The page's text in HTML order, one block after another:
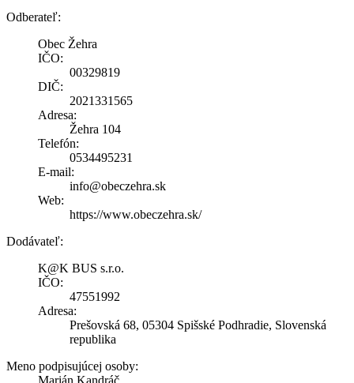
Odberateľ:
Obec Žehra
IČO:
00329819
DIČ:
2021331565
Adresa:
Žehra 104
Telefón:
0534495231
E-mail:
info@obeczehra.sk
Web:
https://www.obeczehra.sk/
Dodávateľ:
K@K BUS s.r.o.
IČO:
47551992
Adresa:
Prešovská 68, 05304 Spišské Podhradie, Slovenská
republika
Meno podpisujúcej osoby:
Marián Kandráč